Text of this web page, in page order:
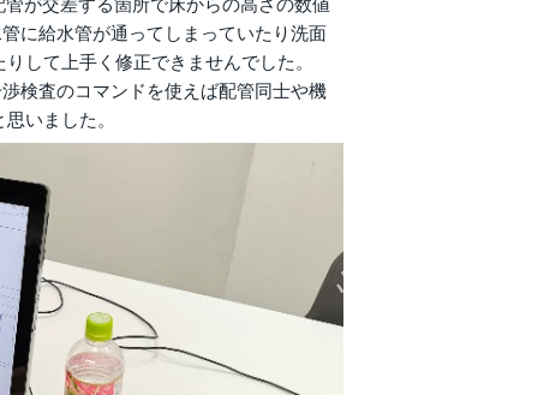
が交差する箇所で床からの高さの数値
に給水管が通ってしまっていたり洗面
して上手く修正できませんでした。
検査のコマンドを使えば配管同士や機
いました。